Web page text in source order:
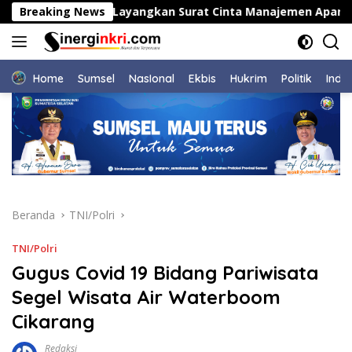
Langsung
ke
konten
Breaking News
Indonesia Layangkan Surat Cinta Manajemen Apartemen
Home Sumsel NasIonal Ekbis Hukrim Politik
Beranda TNI/Polri
TNI/Polri
Gugus Covid 19 Bidang Pariwisata
Segel Wisata Air Waterboom
Cikarang
Redaksi